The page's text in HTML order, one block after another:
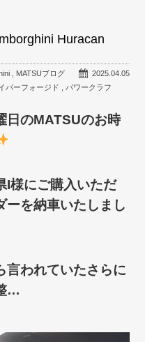
Huracan
2025.04.05
, MATSUブログ
パーフォージド
パワークラフ
日のMATSUのお時
I様にご購入いただ
ーを納車いたしまし
言われていたさらに
…